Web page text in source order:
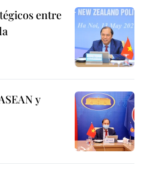
entre
y